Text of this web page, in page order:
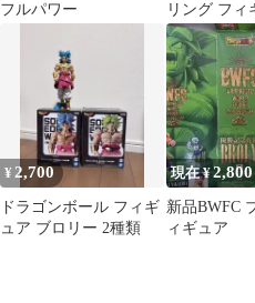
フルパワー
リング フィ
¥2,700
ドラゴンボール フィギ
ュア ブロリー 2種類
現在 ¥2,800
新品BWFC
ィギュア